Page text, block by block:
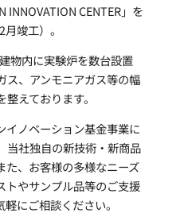
INNOVATION CENTER」を
竣工）。
物内に実験炉を数台設置
ス、アンモニアガス等の幅
えております。
イノベーション基金事業に
当社独自の新技術・新商品
た、お客様の多様なニーズ
トやサンプル品等のご支援
にご相談ください。